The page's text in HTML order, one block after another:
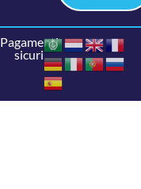
Pagamenti
sicuri